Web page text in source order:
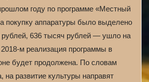
году по программе «Местный
покупку аппаратуры было выделено
рублей, 636 тысяч рублей — ушло на
м реализация программы в
будет продолжена. По словам
на развитие культуры направят